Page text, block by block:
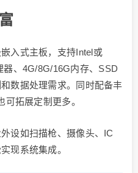
入式主板，支持Intel或
、4G/8G/16G内存、SSD
数据处理需求。同时配备丰
拓展定制更多。
设如扫描枪、摄像头、IC
现系统集成。